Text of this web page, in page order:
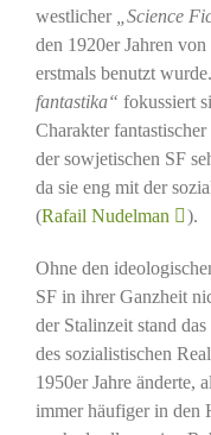
westlicher
„Science
den 1920er Jahren von
erstmals benutzt
fantastika“ fokussiert
Charakter
der sowjetischen SF
da sie eng mit der
(Rafail Nudelman ).
Ohne den
SF in ihrer Ganzheit
der Stalinzeit stand
des sozialistischen
1950er Jahre änderte,
immer häufiger in den